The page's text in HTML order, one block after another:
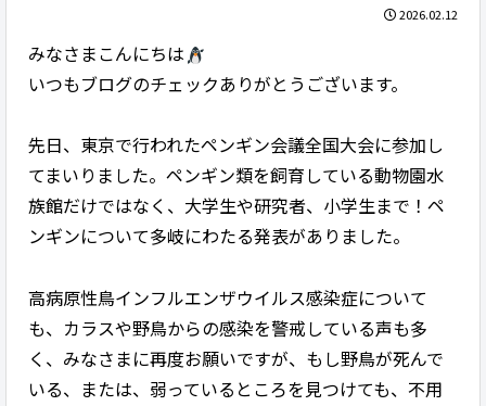
2026.02.12
みなさまこんにちは
いつもブログのチェックありがとうございます。
先日、東京で行われたペンギン会議全国大会に参加し
てまいりました。ペンギン類を飼育している動物園水
族館だけではなく、大学生や研究者、小学生まで！ペ
ンギンについて多岐にわたる発表がありました。
高病原性鳥インフルエンザウイルス感染症について
も、カラスや野鳥からの感染を警戒している声も多
く、みなさまに再度お願いですが、もし野鳥が死んで
いる、または、弱っているところを見つけても、不用